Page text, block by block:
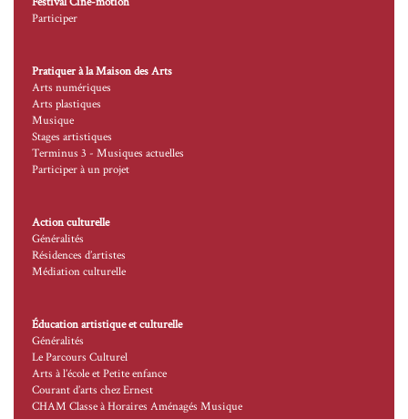
Participer
Pratiquer à la Maison des Arts
Arts numériques
Arts plastiques
Musique
Stages artistiques
Terminus 3 - Musiques actuelles
Participer à un projet
Action culturelle
Généralités
Résidences d’artistes
Médiation culturelle
Éducation artistique et culturelle
Généralités
Le Parcours Culturel
Arts à l’école et Petite enfance
Courant d’arts chez Ernest
CHAM Classe à Horaires Aménagés Musique